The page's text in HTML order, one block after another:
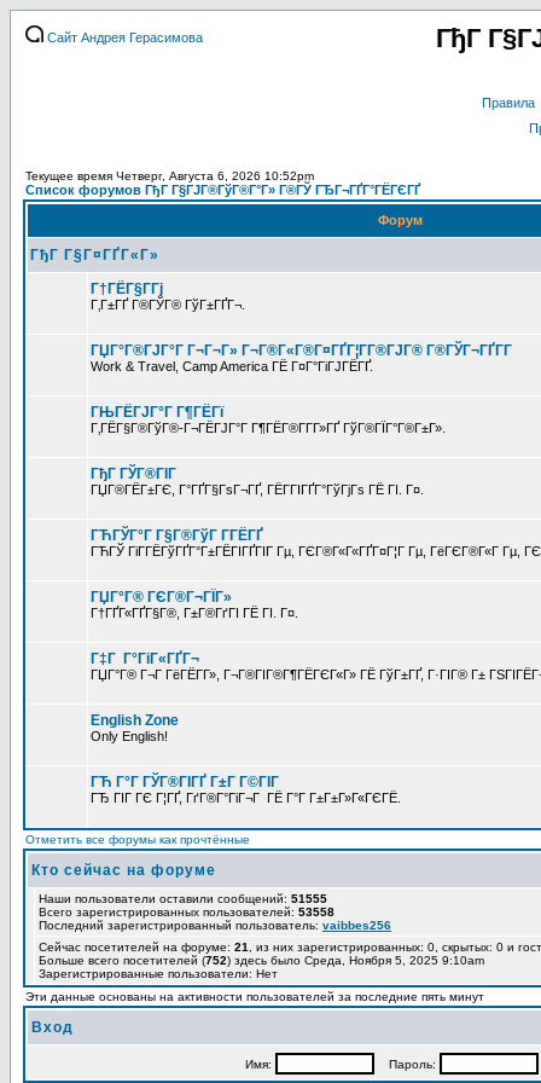
Сайт Андрея Герасимова ГђГ
Правила
Текущее время Четверг, Августа 6, 2026 10:52pm
Список форумов ГђГ Г§ГЈГ®ГўГ®Г°Г» Г®ГЎ ГЂГ¬ГҐГ°ГЁГЄГҐ
Форум
ГђГ Г§Г¤ГҐГ«Г»
Г†ГЁГ§Г­Гј
Г‚Г±ГҐ Г®ГЎГ® ГўГ±ГҐГ¬.
ГЏГ°Г®ГЈГ°Г Г¬Г¬Г» Г¬Г®Г«Г®Г¤ГҐГ¦Г­Г®ГЈГ® Г®ГЎГ¬ГҐГ­Г
Work & Travel, Camp America ГЁ Г¤Г°ГіГЈГЁГҐ.
ГЊГЁГЈГ°Г Г¶ГЁГї
Г‚ГЁГ§Г®ГўГ®-Г¬ГЁГЈГ°Г Г¶ГЁГ®Г­Г­Г»ГҐ ГўГ®ГЇГ°Г®Г±Г».
ГђГ ГЎГ®ГІГ
ГЏГ®ГЁГ±ГЄ, Г°ГҐГ§ГѕГ¬ГҐ, ГЁГ­ГІГҐГ°ГўГјГѕ ГЁ ГІ. Г¤.
ГЋГЎГ°Г Г§Г®ГўГ Г­ГЁГҐ
ГЋГЎ ГіГ­ГЁГўГҐГ°Г±ГЁГІГҐГІГ Гµ, ГЄГ®Г«Г«ГҐГ¤Г¦Г Гµ, ГёГЄГ®Г«Г Гµ,
ГЏГ°Г® ГЄГ®Г¬ГЇГ»
Г†ГҐГ«ГҐГ§Г®, Г±Г®ГґГІ ГЁ ГІ. Г¤.
Г‡Г Г°ГіГ«ГҐГ¬
ГЏГ°Г® Г¬Г ГёГЁГ­Г», Г¬Г®ГІГ®Г¶ГЁГЄГ«Г» ГЁ ГўГ±ГҐ, Г·ГІГ® Г±
English Zone
Only English!
ГЋ Г°Г ГЎГ®ГІГҐ Г±Г Г©ГІГ
ГЂ ГІГ ГЄ Г¦ГҐ, ГґГ®Г°ГіГ¬Г ГЁ Г°Г Г±Г±Г»Г«ГЄГЁ.
Отметить все форумы как прочтённые
Кто сейчас на форуме
Наши пользователи оставили сообщений:
Всего зарегистрированных пользователей:
Последний зарегистрированный пользователь:vaibbes256
Сейчас посетителей на форуме:21, из них зарегистрированных: 0,
Больше всего посетителей (752) здесь было Среда, Ноября 5, 2025 9:10am
Зарегистрированные пользователи: Нет
Эти данные основаны на активности пользователей за последние пять минут
Вход
Имя: Пароль: